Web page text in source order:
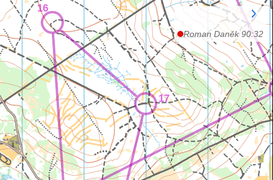
16
17
Roman Daněk90:32